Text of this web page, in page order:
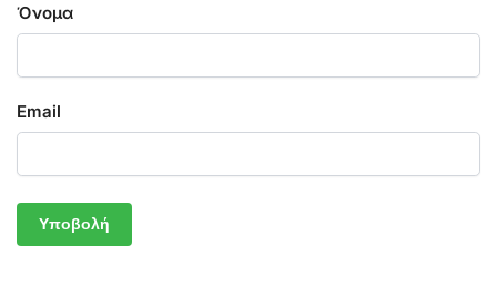
Όνομα
Email